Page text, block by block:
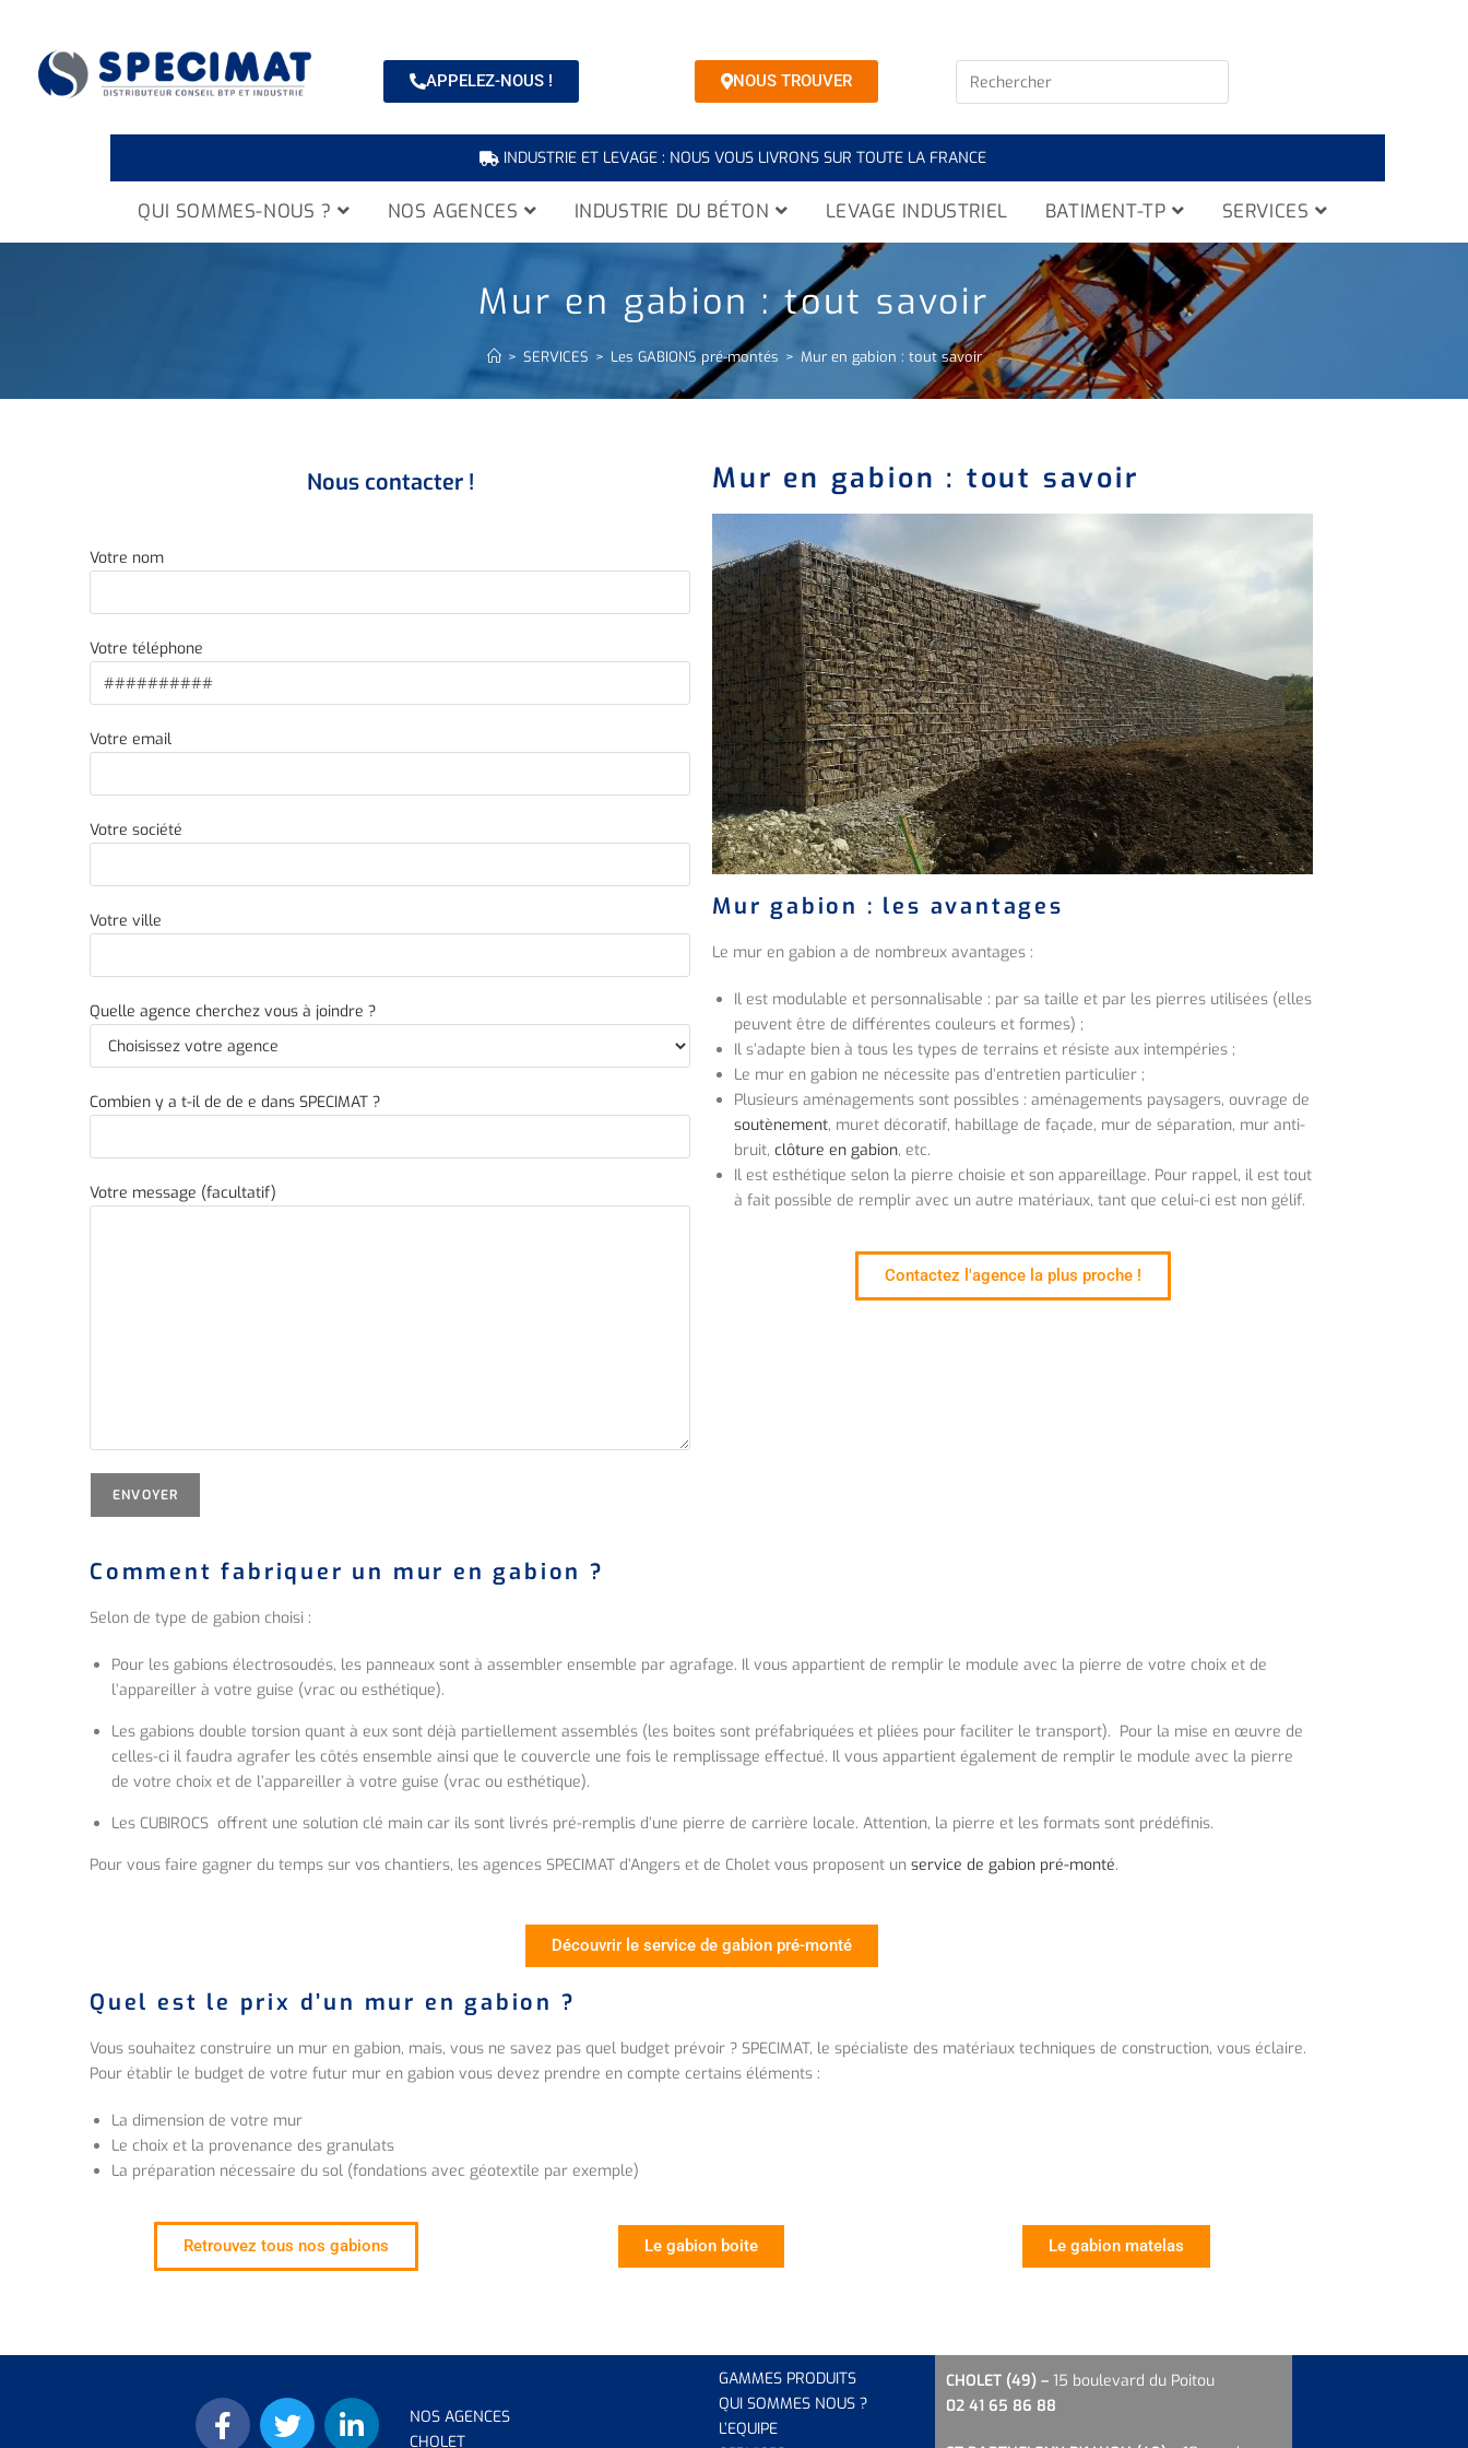
APPELEZ-NOUS ! NOUS TROUVER
INDUSTRIE ET LEVAGE : NOUS VOUS LIVRONS SUR TOUTE LA FRANCE
QUI SOMMES-NOUS ? NOS AGENCES INDUSTRIE DU BÉTON LEVAGE INDUSTRIEL BATIMENT-TP SERVICES
Mur en gabion : tout savoir
> SERVICES > Les GABIONS pré-montés > Mur en gabion : tout savoir
Nous contacter !
Votre nom
Votre téléphone
Votre email
Votre société
Votre ville
Quelle agence cherchez vous à joindre ?
Combien y a t-il de de e dans SPECIMAT ?
Votre message (facultatif)
Mur en gabion : tout savoir
Mur gabion : les avantages
Le mur en gabion a de nombreux avantages :
Il est modulable et personnalisable : par sa taille et par les pierres utilisées (elles
peuvent être de différentes couleurs et formes) ;
Il s’adapte bien à tous les types de terrains et résiste aux intempéries ;
Le mur en gabion ne nécessite pas d’entretien particulier ;
Plusieurs aménagements sont possibles : aménagements paysagers, ouvrage de
soutènement, muret décoratif, habillage de façade, mur de séparation, mur anti-
bruit, clôture en gabion, etc.
Il est esthétique selon la pierre choisie et son appareillage. Pour rappel, il est tout
à fait possible de remplir avec un autre matériaux, tant que celui-ci est non gélif.
Contactez l'agence la plus proche !
Comment fabriquer un mur en gabion ?
Selon de type de gabion choisi :
Pour les gabions électrosoudés, les panneaux sont à assembler ensemble par agrafage. Il vous appartient de remplir le module avec la pierre de votre choix et de
l’appareiller à votre guise (vrac ou esthétique).
Les gabions double torsion quant à eux sont déjà partiellement assemblés (les boites sont préfabriquées et pliées pour faciliter le transport). Pour la mise en œuvre de
celles-ci il faudra agrafer les côtés ensemble ainsi que le couvercle une fois le remplissage effectué. Il vous appartient également de remplir le module avec la pierre
de votre choix et de l’appareiller à votre guise (vrac ou esthétique).
Les CUBIROCS offrent une solution clé main car ils sont livrés pré-remplis d’une pierre de carrière locale. Attention, la pierre et les formats sont prédéfinis.
Pour vous faire gagner du temps sur vos chantiers, les agences SPECIMAT d’Angers et de Cholet vous proposent un service de gabion pré-monté.
Découvrir le service de gabion pré-monté
Quel est le prix d’un mur en gabion ?
Vous souhaitez construire un mur en gabion, mais, vous ne savez pas quel budget prévoir ? SPECIMAT, le spécialiste des matériaux techniques de construction, vous éclaire.
Pour établir le budget de votre futur mur en gabion vous devez prendre en compte certains éléments :
La dimension de votre mur
Le choix et la provenance des granulats
La préparation nécessaire du sol (fondations avec géotextile par exemple)
Retrouvez tous nos gabions Le gabion boite Le gabion matelas
NOS AGENCES
CHOLET
GAMMES PRODUITS
QUI SOMMES NOUS ?
L’EQUIPE
CHOLET (49) – 15 boulevard du Poitou
02 41 65 86 88